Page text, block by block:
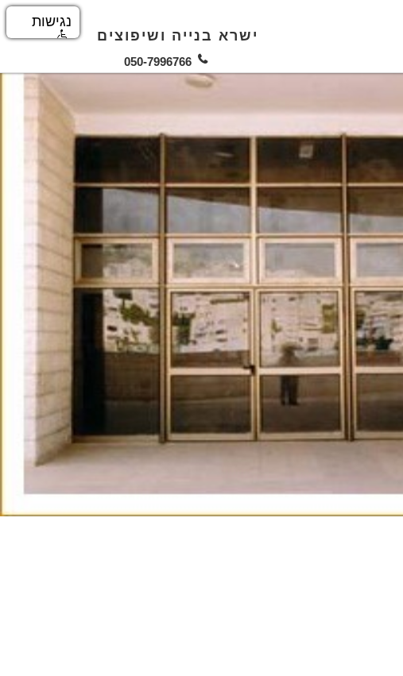
ישרא בנייה ושיפוצים
050-7996766
נגישות